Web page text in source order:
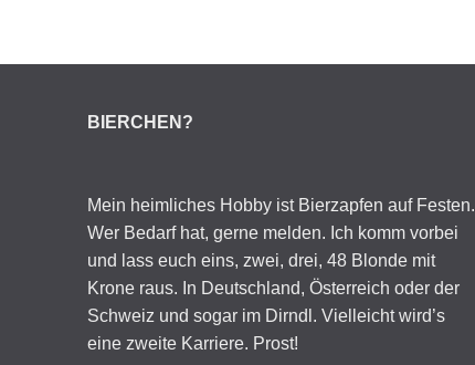
BIERCHEN?
Mein heimliches Hobby ist Bierzapfen auf Festen.
Wer Bedarf hat, gerne melden. Ich komm vorbei
und lass euch eins, zwei, drei, 48 Blonde mit
Krone raus. In Deutschland, Österreich oder der
Schweiz und sogar im Dirndl. Vielleicht wird’s
eine zweite Karriere. Prost!